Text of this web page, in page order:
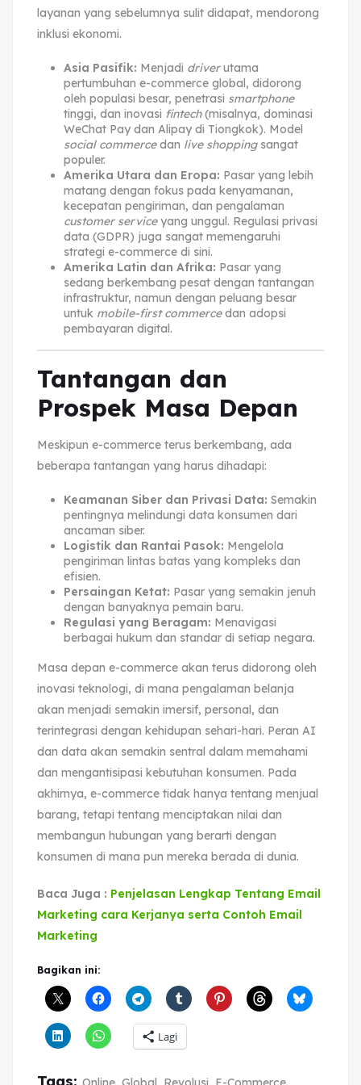
layanan yang sebelumnya sulit didapat, mendorong
inklusi ekonomi.
Asia Pasifik: Menjadi driverutama
pertumbuhan e-commerce global, didorong
oleh populasi besar, penetrasi smartphone
tinggi, dan inovasi fintech(misalnya, dominasi
WeChat Pay dan Alipay di Tiongkok). Model
social commercedan live shoppingsangat
populer.
Amerika Utara dan Eropa: Pasar yang lebih
matang dengan fokus pada kenyamanan,
kecepatan pengiriman, dan pengalaman
customer serviceyang unggul. Regulasi privasi
data (GDPR) juga sangat memengaruhi
strategi e-commerce di sini.
Amerika Latin dan Afrika: Pasar yang
sedang berkembang pesat dengan tantangan
infrastruktur, namun dengan peluang besar
untuk mobile-first commercedan adopsi
pembayaran digital.
Tantangan dan
Prospek Masa Depan
Meskipun e-commerce terus berkembang, ada
beberapa tantangan yang harus dihadapi:
Keamanan Siber dan Privasi Data: Semakin
pentingnya melindungi data konsumen dari
ancaman siber.
Logistik dan Rantai Pasok: Mengelola
pengiriman lintas batas yang kompleks dan
efisien.
Persaingan Ketat: Pasar yang semakin jenuh
dengan banyaknya pemain baru.
Regulasi yang Beragam: Menavigasi
berbagai hukum dan standar di setiap negara.
Masa depan e-commerce akan terus didorong oleh
inovasi teknologi, di mana pengalaman belanja
akan menjadi semakin imersif, personal, dan
terintegrasi dengan kehidupan sehari-hari. Peran AI
dan data akan semakin sentral dalam memahami
dan mengantisipasi kebutuhan konsumen. Pada
akhirnya, e-commerce tidak hanya tentang menjual
barang, tetapi tentang menciptakan nilai dan
membangun hubungan yang berarti dengan
konsumen di mana pun mereka berada di dunia.
Baca Juga : Penjelasan Lengkap Tentang Email
Marketing cara Kerjanya serta Contoh Email
Marketing
Bagikan ini:
Lagi
Tags: